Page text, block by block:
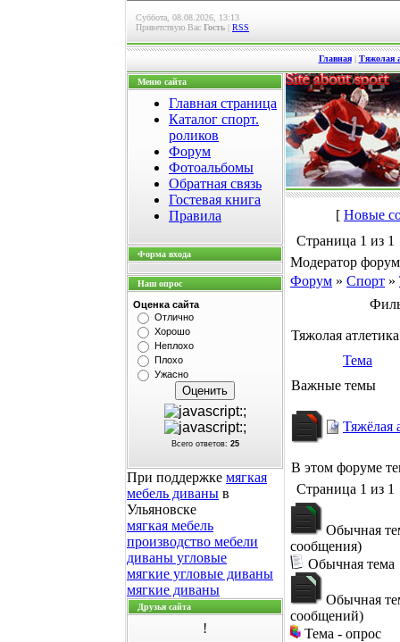
Суббота, 08.08.2026, 13:13
Приветствую Вас Гость | RSS
Главная| Тяжолая
Меню сайта
Главная страница
Каталог спорт.
роликов
Форум
Фотоальбомы
Обратная связь
Гостевая книга
Правила
Форма входа
Наш опрос
Оценка сайта
Отлично
Хорошо
Неплохо
Плохо
Ужасно
Всего ответов: 25
При поддержке мягкая
мебель диваны в
Ульяновске
мягкая мебель
производство мебели
диваны угловые
мягкие угловые диваны
мягкие диваны
Друзья сайта
!
[ Новые
Страница 1 из 1
Модератор
Форум » Спорт »
Тяжолая атлетика
Тема
Важные темы
Тяжёлая
В этом форуме
Страница 1 из 1
Обычная
сообщения)
Обычная тема
Обычная
сообщений)
Тема - опрос